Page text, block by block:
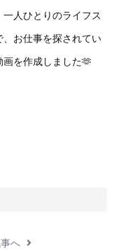
人ひとりのライフス
お仕事を探されてい
を作成しました🫶
へ